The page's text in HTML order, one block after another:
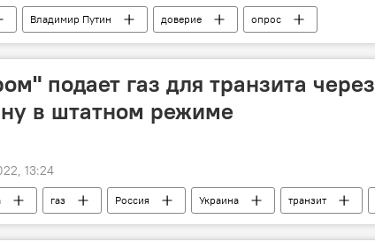
Владимир Путин доверие опрос
подает газ для транзита через
в штатном режиме
13:24
газ Россия Украина транзит